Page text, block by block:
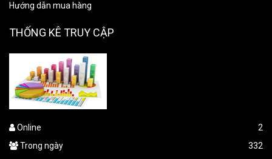
Hướng dẫn mua hàng
THỐNG KÊ TRUY CẬP
Online
2
Trong ngày
332